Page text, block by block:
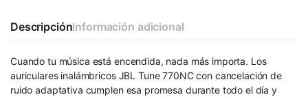
DescripciónInformación adicional
Cuando tu música está encendida, nada más importa. Los
auriculares inalámbricos JBL Tune 770NC con cancelación de
ruido adaptativa cumplen esa promesa durante todo el día y